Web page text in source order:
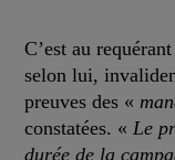
C’est au
selon lui,
preuves des «
constatées. « Le
durée de la